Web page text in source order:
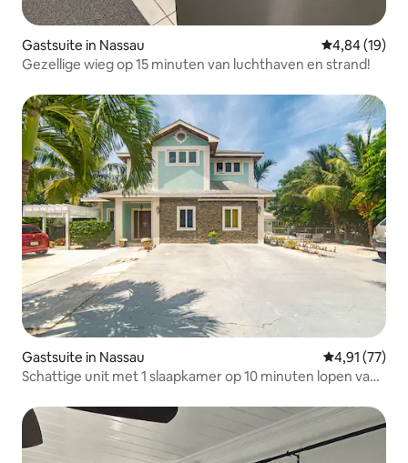
Gastsuite in Nassau Gemiddelde
4,84 (19)
Gezellige wieg op 15 minuten van luchthaven en strand!
Gastsuite in Nassau Gemiddelde
4,91 (77)
Schattige unit met 1 slaapkamer op 10 minuten lopen van